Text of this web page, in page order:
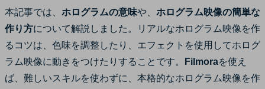
本記事では、 ホログラムの意味や、 ホログラム映像の簡単な
作り方について解説しました。リアルなホログラム映像を作
るコツは、色味を調整したり、エフェクトを使用してホログ
ラム映像に動きをつけたりすることです。
Filmoraを使え
ば、難しいスキルを使わずに、本格的なホログラム映像を作